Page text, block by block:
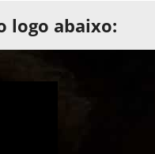
logo abaixo: